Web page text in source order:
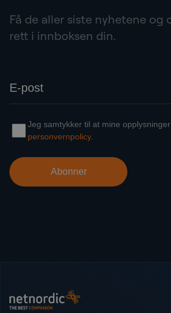
Få de aller siste nyhetene og
rett i innboksen din.
NetNordic Norway